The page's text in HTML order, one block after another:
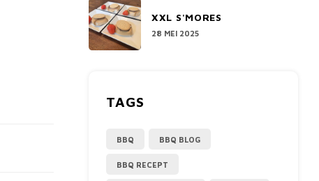
XXL S'MORES
28 MEI 2025
TAGS
BBQ BBQ BLOG
BBQ RECEPT